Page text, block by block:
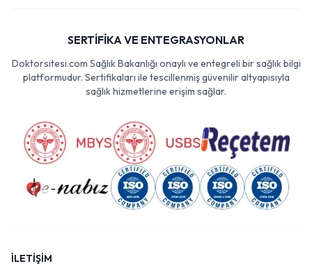
SERTİFİKA VE ENTEGRASYONLAR
Doktorsitesi.com Sağlık Bakanlığı onaylı ve entegreli bir sağlık bilgi
platformudur. Sertifikaları ile tescillenmiş güvenilir altyapısıyla
sağlık hizmetlerine erişim sağlar.
İLETİŞİM